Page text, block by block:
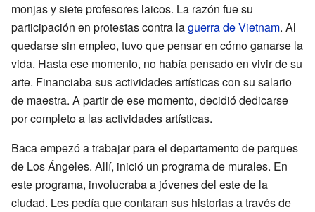
monjas y siete profesores laicos. La razón fue su
participación en protestas contra laguerra de Vietnam. Al
quedarse sin empleo, tuvo que pensar en cómo ganarse la
vida. Hasta ese momento, no había pensado en vivir de su
arte. Financiaba sus actividades artísticas con su salario
de maestra. A partir de ese momento, decidió dedicarse
por completo a las actividades artísticas.
Baca empezó a trabajar para el departamento de parques
de Los Ángeles. Allí, inició un programa de murales. En
este programa, involucraba a jóvenes del este de la
ciudad. Les pedía que contaran sus historias a través de